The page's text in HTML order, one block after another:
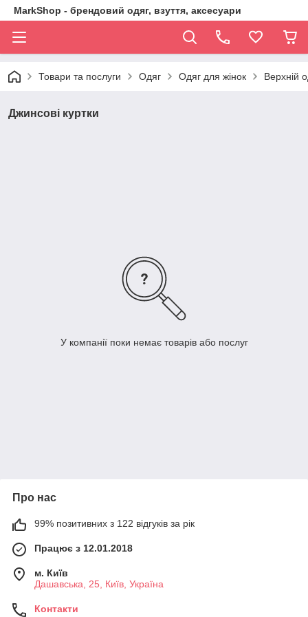
MarkShop - брендовий одяг, взуття, аксесуари
Товари та послуги Одяг Одяг для жінок Верхній
Джинсові куртки
У компанії поки немає товарів або послуг
Про нас
99% позитивних з 122 відгуків за рік
Працює з 12.01.2018
м. Київ
Дашавська, 25, Київ, Україна
Контакти